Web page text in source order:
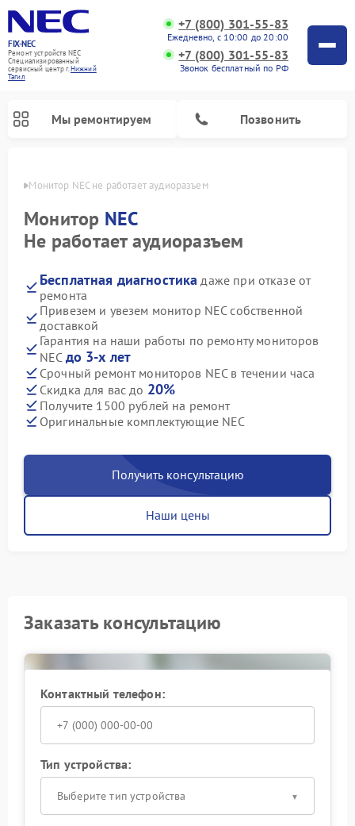
FIX-NEC
Ремонт устройств NEC
Специализированный
cервисный центр г.Нижний
Тагил
+7 (800) 301-55-83
Ежедневно, с 10:00 до 20:00
+7 (800) 301-55-83
Звонок бесплатный по РФ
Мы ремонтируем Позвонить
Монитор NEC не работает аудиоразъем
Монитор NEC
Не работает аудиоразъем
Бесплатная диагностика даже при отказе от
ремонта
Привезем и увезем монитор NEC собственной
доставкой
Гарантия на наши работы по ремонту мониторов
NEC до 3-х лет
Срочный ремонт мониторов NEC в течении часа
Скидка для вас до 20%
Получите 1500 рублей на ремонт
Оригинальные комплектующие NEC
Получить консультацию
Наши цены
Заказать консультацию
Контактный телефон:
Тип устройства:
Выберите тип устройства